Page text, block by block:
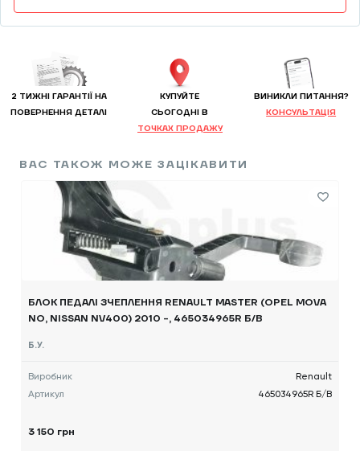
2 ТИЖНІ ГАРАНТІЇ НА
ПОВЕРНЕННЯ ДЕТАЛІ
КУПУЙТЕ
CЬОГОДНІ В
ТОЧКАХ ПРОДАЖУ
ВИНИКЛИ ПИТАННЯ?
КОНСУЛЬТАЦІЯ
ВАС ТАКОЖ МОЖЕ ЗАЦІКАВИТИ
БЛОК ПЕДАЛІ ЗЧЕПЛЕННЯ RENAULT MASTER (OPEL MOVA
NO, NISSAN NV400) 2010 -, 465034965R Б/В
Б.У.
Виробник
Renault
Артикул
465034965R Б/В
3 150 грн